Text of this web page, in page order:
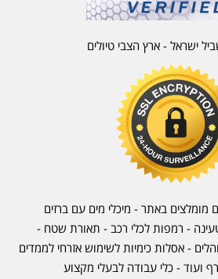
ישראל - ארץ הצבי טיולים
מומלצים באתר - מיכלי מים עם ברזים
- רמפות לכלי רכב - תאורת שטח -
- אסלות כימיות לשימוש אזרחי לממדים
ועוד - כלי עבודה לבעלי מקצוע